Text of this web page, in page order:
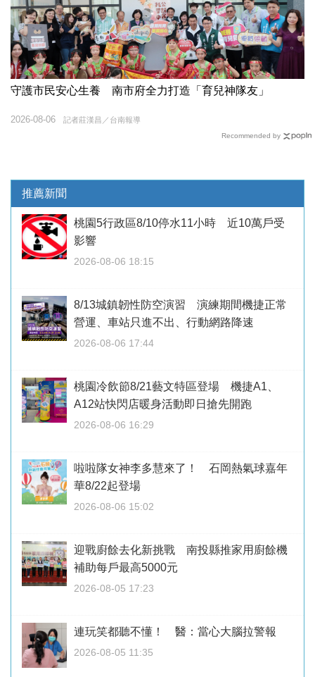
守護市民安心生養 南市府全力打造「育兒神隊友」
記者莊漢昌／台南報導
2026-08-06
Recommended by
推薦新聞
桃園5行政區8/10停水11小時 近10萬戶受
影響
2026-08-06 18:15
8/13城鎮韌性防空演習 演練期間機捷正常
營運、車站只進不出、行動網路降速
2026-08-06 17:44
桃園冷飲節8/21藝文特區登場 機捷A1、
A12站快閃店暖身活動即日搶先開跑
2026-08-06 16:29
啦啦隊女神李多慧來了！ 石岡熱氣球嘉年
華8/22起登場
2026-08-06 15:02
迎戰廚餘去化新挑戰 南投縣推家用廚餘機
補助每戶最高5000元
2026-08-05 17:23
連玩笑都聽不懂！ 醫：當心大腦拉警報
2026-08-05 11:35